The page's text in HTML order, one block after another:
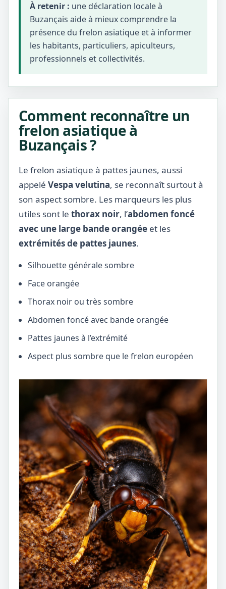
À retenir : une déclaration locale à
Buzançais aide à mieux comprendre la
présence du frelon asiatique et à informer
les habitants, particuliers, apiculteurs,
professionnels et collectivités.
Comment reconnaître un
frelon asiatique à
Buzançais ?
Le frelon asiatique à pattes jaunes, aussi
appelé Vespa velutina, se reconnaît surtout à
son aspect sombre. Les marqueurs les plus
utiles sont le thorax noir, l’abdomen foncé
avec une large bande orangée et les
extrémités de pattes jaunes.
Silhouette générale sombre
Face orangée
Thorax noir ou très sombre
Abdomen foncé avec bande orangée
Pattes jaunes à l’extrémité
Aspect plus sombre que le frelon européen